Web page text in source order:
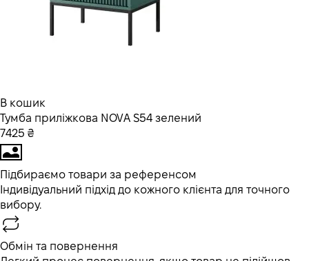
В кошик
Тумба приліжкова NOVA S54 зелений
7425 ₴
Підбираємо товари за референсом
Індивідуальний підхід до кожного клієнта для точного
вибору.
Обмін та повернення